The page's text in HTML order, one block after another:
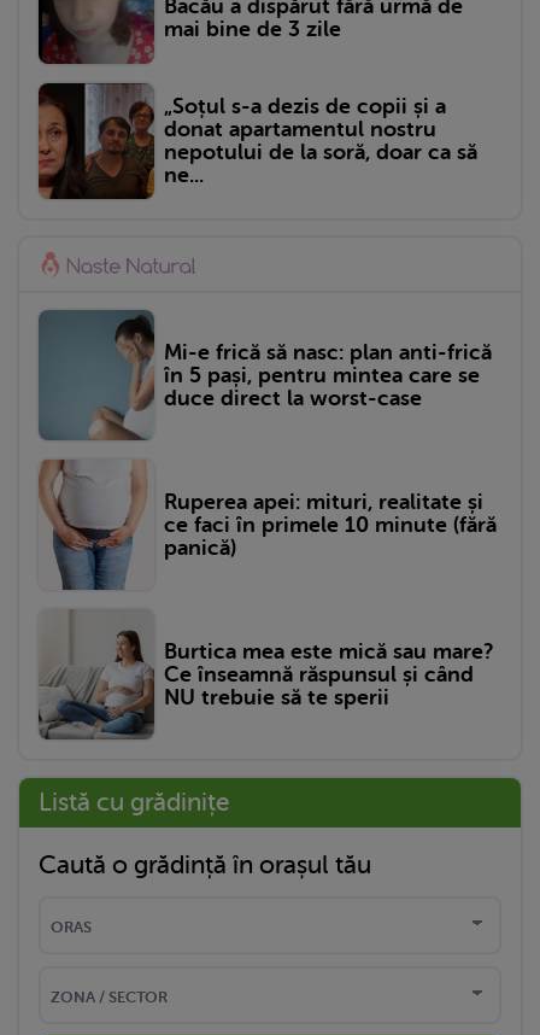
Bacău a dispărut fără urmă de
mai bine de 3 zile
„Soțul s-a dezis de copii și a
donat apartamentul nostru
nepotului de la soră, doar ca să
ne...
Mi-e frică să nasc: plan anti-frică
în 5 pași, pentru mintea care se
duce direct la worst-case
Ruperea apei: mituri, realitate și
ce faci în primele 10 minute (fără
panică)
Burtica mea este mică sau mare?
Ce înseamnă răspunsul și când
NU trebuie să te sperii
Listă cu grădinițe
Caută o grădință în orașul tău